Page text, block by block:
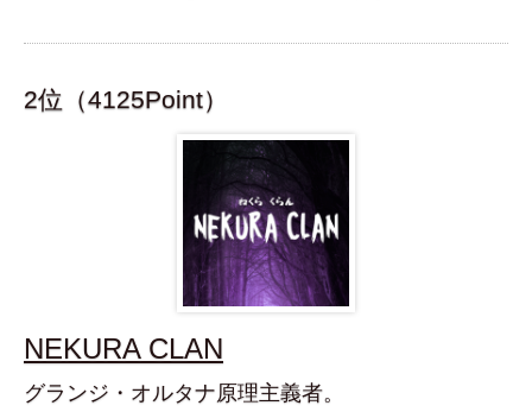
2位（4125Point）
NEKURA CLAN
グランジ・オルタナ原理主義者。